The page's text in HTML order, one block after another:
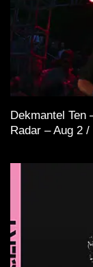
Dekmantel Ten
Radar – Aug 2 /